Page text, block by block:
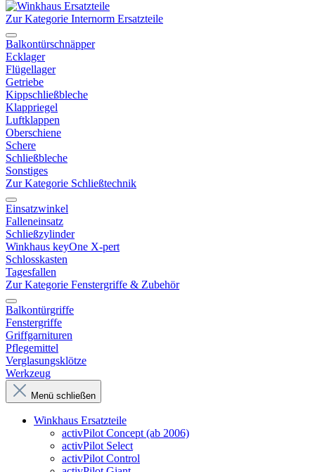
Zur Kategorie Internorm Ersatzteile
Balkontürschnäpper
Ecklager
Flügellager
Getriebe
Kippschließbleche
Klappriegel
Luftklappen
Oberschiene
Schere
Schließbleche
Sonstiges
Zur Kategorie Schließtechnik
Einsatzwinkel
Falleneinsatz
Schließzylinder
Winkhaus keyOne X-pert
Schlosskasten
Tagesfallen
Zur Kategorie Fenstergriffe & Zubehör
Balkontürgriffe
Fenstergriffe
Griffgarnituren
Pflegemittel
Verglasungsklötze
Werkzeug
Menü schließen
Winkhaus Ersatzteile
activPilot Concept (ab 2006)
activPilot Select
activPilot Control